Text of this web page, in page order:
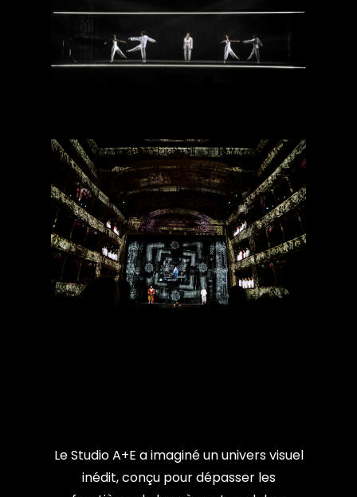
Le Studio A+E a imaginé un univers visuel
inédit, conçu pour dépasser les